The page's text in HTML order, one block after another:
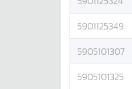
5901125349
5905101307
5905101325